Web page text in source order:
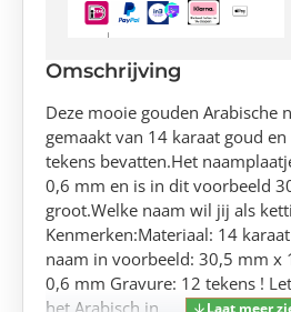
Omschrijving
Deze mooie gouden Arabische
gemaakt van 14 karaat goud
tekens bevatten.Het
0,6 mm en is in dit voorbeeld
groot.Welke naam wil jij als
Kenmerken:Materiaal: 14
naam in voorbeeld: 30,5 mm x
0,6 mm Gravure: 12 tekens !